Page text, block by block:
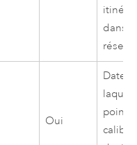
dans
réseau
Oui
Date à
point